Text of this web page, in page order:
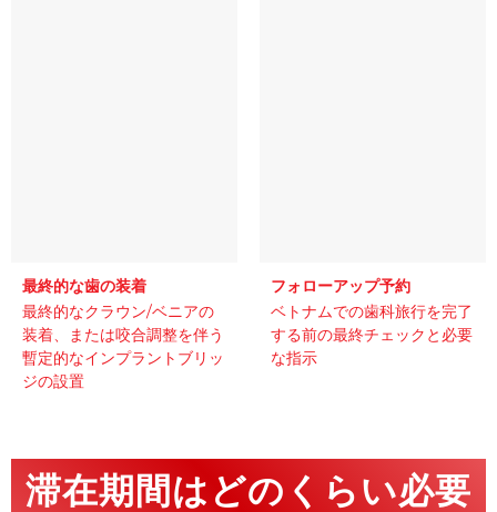
最終的な歯の装着
最終的なクラウン/ベニアの
装着、または咬合調整を伴う
暫定的なインプラントブリッ
ジの設置
フォローアップ予約
ベトナムでの歯科旅行を完了
する前の最終チェックと必要
な指示
滞在期間はどのくらい必要